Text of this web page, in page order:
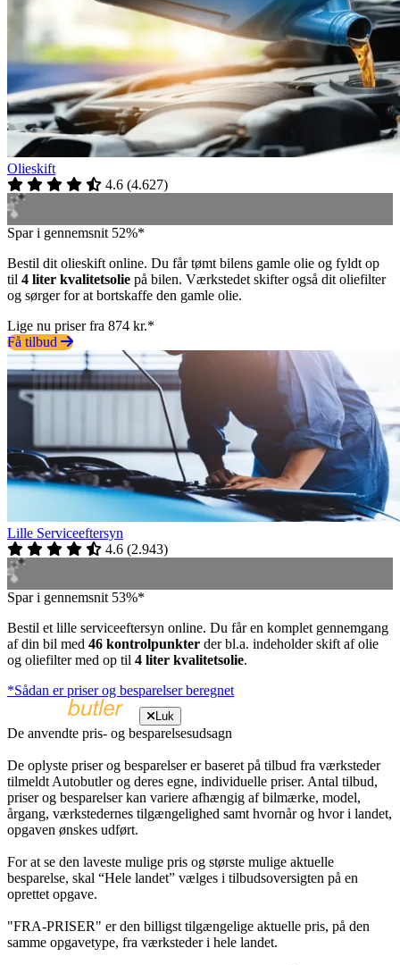
Olieskift
4.6 (4.627)
Spar i gennemsnit 52%*
Bestil dit olieskift online. Du får tømt bilens gamle olie og fyldt op
til 4 liter kvalitetsolie på bilen. Værkstedet skifter også dit oliefilter
og sørger for at bortskaffe den gamle olie.
Lige nu priser fra 874 kr.*
Få tilbud
Lille Serviceeftersyn
4.6 (2.943)
Spar i gennemsnit 53%*
Bestil et lille serviceeftersyn online. Du får en komplet gennemgang
af din bil med 46 kontrolpunkter der bl.a. indeholder skift af olie
og oliefilter med op til 4 liter kvalitetsolie.
*Sådan er priser og besparelser beregnet
Luk
De anvendte pris- og besparelsesudsagn
De oplyste priser og besparelser er baseret på tilbud fra værksteder
tilmeldt Autobutler og deres egne, individuelle priser. Antal tilbud,
priser og besparelser kan variere afhængig af bilmærke, model,
årgang, værkstedernes tilgængelighed samt hvornår og hvor i landet,
opgaven ønskes udført.
For at se den laveste mulige pris og største mulige aktuelle
besparelse, skal “Hele landet” vælges i tilbudsoversigten på en
oprettet opgave.
"FRA-PRISER" er den billigst tilgængelige aktuelle pris, på den
samme opgavetype, fra værksteder i hele landet.